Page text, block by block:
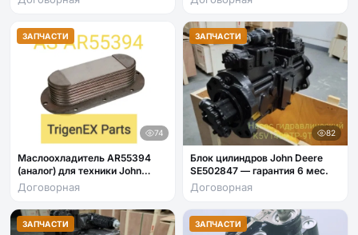
запчасть.
ЗАПЧАСТИ
74
Маслоохладитель AR55394
(аналог) для техники John
Deere
Договорная
ЗАПЧАСТИ
82
Блок цилиндров John Deere
SE502847 — гарантия 6 мес.
Договорная
ЗАПЧАСТИ ЗАПЧАСТИ